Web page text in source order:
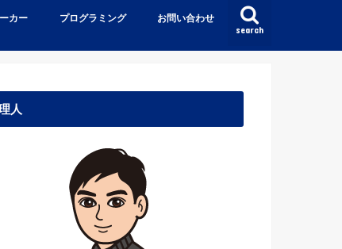
search
カー プログラミング お問い合わせ
人